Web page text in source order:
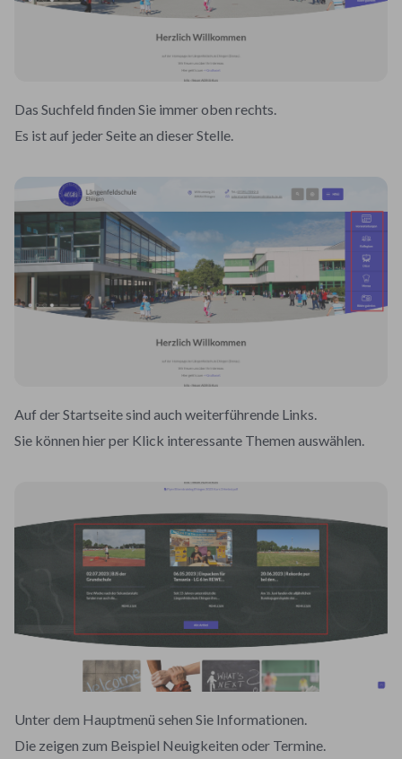
Das Suchfeld finden Sie immer oben rechts.
Es ist auf jeder Seite an dieser Stelle.
Auf der Startseite sind auch weiterführende Links.
Sie können hier per Klick interessante Themen auswählen.
Unter dem Hauptmenü sehen Sie Informationen.
Die zeigen zum Beispiel Neuigkeiten oder Termine.